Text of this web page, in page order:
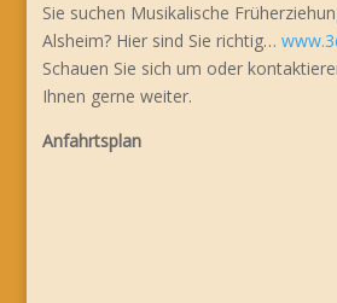
Sie suchen Musikalische
Alsheim? Hier sind Sie richtig…
Schauen Sie sich um oder
Ihnen gerne weiter.
Anfahrtsplan